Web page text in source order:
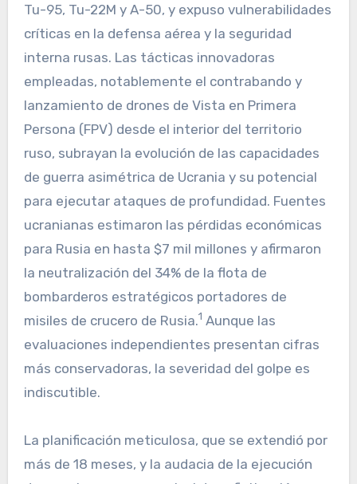
Tu-95, Tu-22M y A-50, y expuso vulnerabilidades
críticas en la defensa aérea y la seguridad
interna rusas. Las tácticas innovadoras
empleadas, notablemente el contrabando y
lanzamiento de drones de Vista en Primera
Persona (FPV) desde el interior del territorio
ruso, subrayan la evolución de las capacidades
de guerra asimétrica de Ucrania y su potencial
para ejecutar ataques de profundidad. Fuentes
ucranianas estimaron las pérdidas económicas
para Rusia en hasta $7 mil millones y afirmaron
la neutralización del 34% de la flota de
bombarderos estratégicos portadores de
misiles de crucero de Rusia.1 Aunque las
evaluaciones independientes presentan cifras
más conservadoras, la severidad del golpe es
indiscutible.
La planificación meticulosa, que se extendió por
más de 18 meses, y la audacia de la ejecución